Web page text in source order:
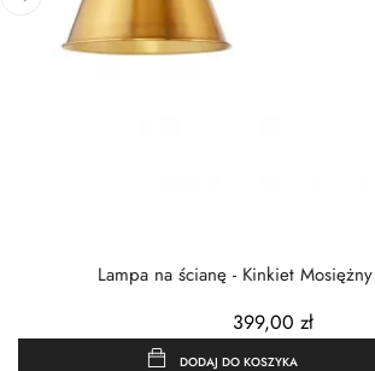
Lampa na ścianę - Kinkiet
399,00 zł
DODAJ DO KOSZYKA